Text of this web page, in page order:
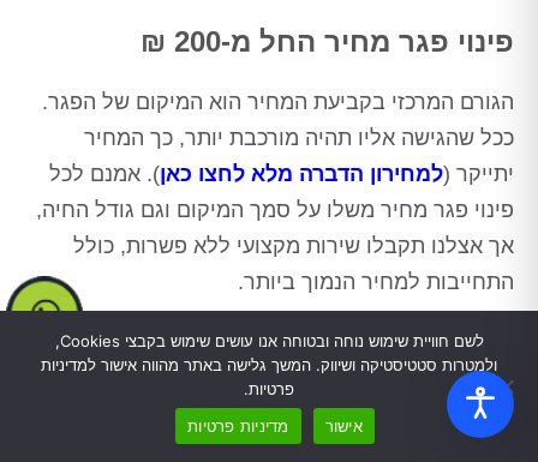
פינוי פגר מחיר החל מ-200 ₪
הגורם המרכזי בקביעת המחיר הוא המיקום של הפגר.
ככל שהגישה אליו תהיה מורכבת יותר, כך המחיר
יתייקר (למחירון הדברה מלא לחצו כאן). אמנם לכל
פינוי פגר מחיר משלו על סמך המיקום וגם גודל החיה,
אך אצלנו תקבלו שירות מקצועי ללא פשרות, כולל
התחייבות למחיר הנמוך ביותר.
מהו הפגר שיש לפנות?
מהמקום?
פינוי חתול מת בחדר אשפה
פינוי יונה מתה במסתור כביסה
עכבר מת יחד עם מספר צאצאים או
לשם חוויית שימוש נוחה ובטוחה אנו עושים שימוש בקבצי Cookies,
ולמטרות סטטיסטיקה ושיווק. המשך גלישה באתר מהווה אישור למדיניות
פרטיות.
אישור
מדיניות פרטיות